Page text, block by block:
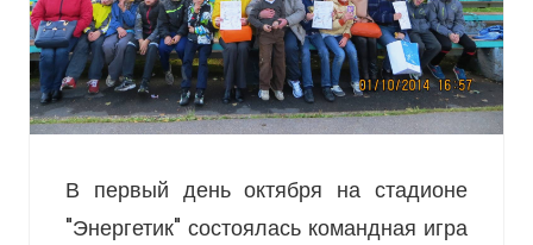
В первый день октября на стадионе
"Энергетик" состоялась командная игра